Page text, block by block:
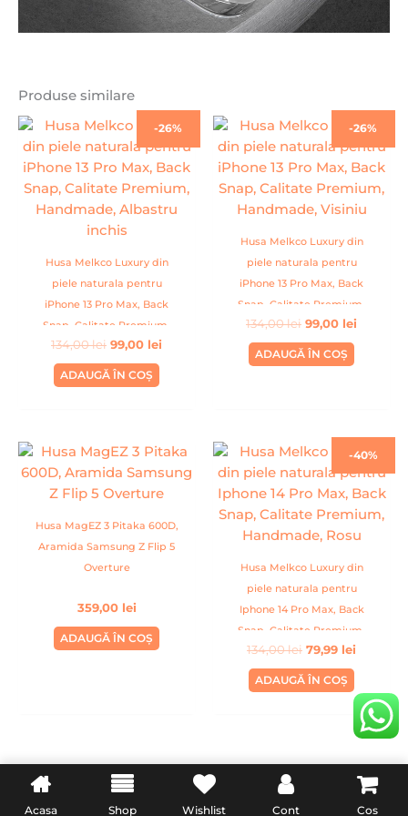
Produse similare
-26%
Husa Melkco Luxury din
piele naturala pentru
iPhone 13 Pro Max, Back
Snap, Calitate Premium,
Handmade, Albastru inchis
134,00lei
Prețul
inițial
a
fost:
134,00 lei.
99,00 lei
Prețul
este:
99,00 lei.
ADAUGĂ ÎN COȘ
-26%
Husa Melkco Luxury din
piele naturala pentru
iPhone 13 Pro Max, Back
Snap, Calitate Premium,
Handmade, Visiniu
134,00lei
Prețul
inițial
a
fost:
134,00 lei.
99,00 lei
Prețul
este:
99,00
ADAUGĂ ÎN COȘ
Husa MagEZ 3 Pitaka 600D,
Aramida Samsung Z Flip 5
Overture
359,00 lei
ADAUGĂ ÎN COȘ
-40%
Husa Melkco Luxury din
piele naturala pentru
Iphone 14 Pro Max, Back
Snap, Calitate Premium,
Handmade, Rosu
134,00lei
Prețul
inițial
a
fost:
134,00 lei.
79,99 lei
Prețul
curent
este:
79,99 lei.
ADAUGĂ ÎN COȘ
INFORMATII UTILE
Acasa Shop Wishlist Cont Cos